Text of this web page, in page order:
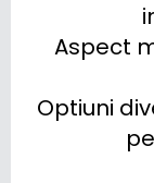
Aspect
Optiuni